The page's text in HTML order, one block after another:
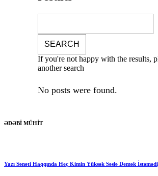
If you're not happy with the results,
another search
No posts were found.
ƏDƏBİ MÜHİT
Yazı Sənəti Haqqında Heç Kimin Yüksək Səslə Demək